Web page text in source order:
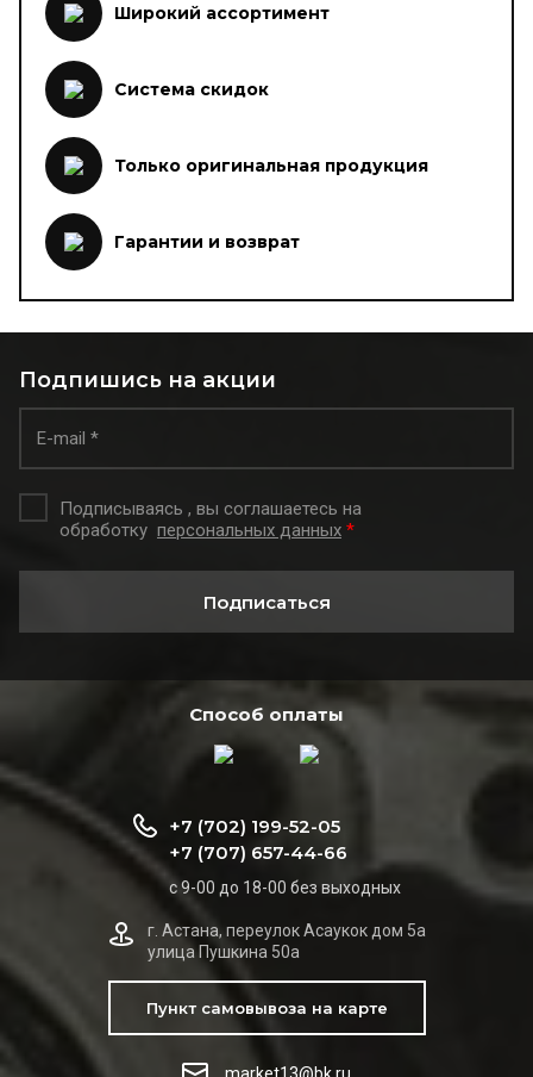
Широкий ассортимент
Система скидок
Только оригинальная продукция
Гарантии и возврат
Подпишись на акции
Подписываясь , вы соглашаетесь на
обработку персональных данных *
Подписаться
Способ оплаты
+7 (702) 199-52-05
+7 (707) 657-44-66
с 9-00 до 18-00 без выходных
г. Астана, переулок Асаукок дом 5а
улица Пушкина 50а
Пункт самовывоза на карте
market13@bk.ru